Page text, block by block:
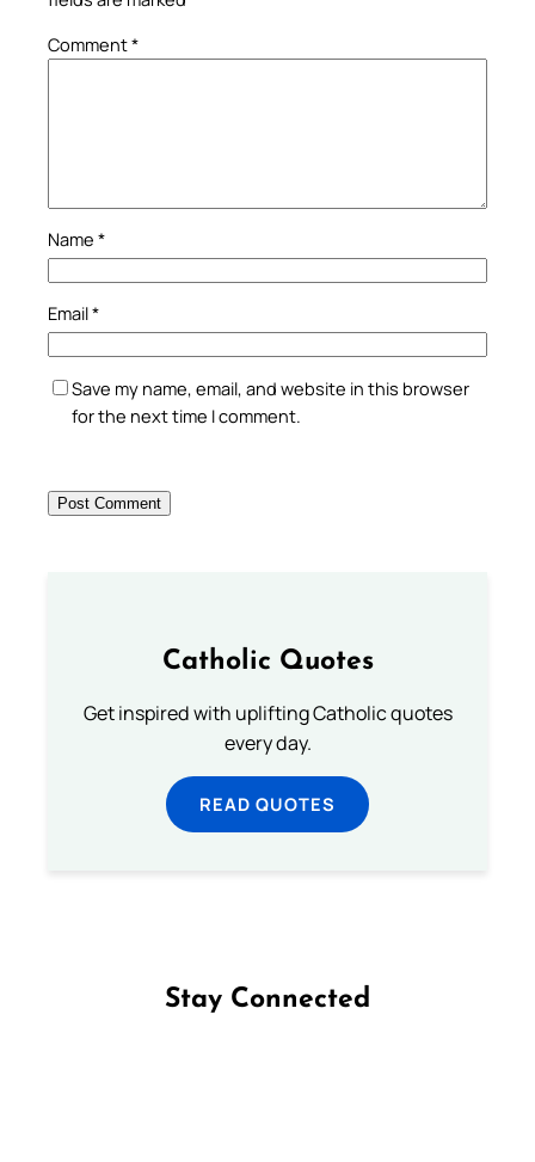
Comment*
Name *
Email*
Save my name, email, and website in this browser
for the next time I comment.
Catholic Quotes
Get inspired with uplifting Catholic quotes
every day.
READ QUOTES
Stay Connected